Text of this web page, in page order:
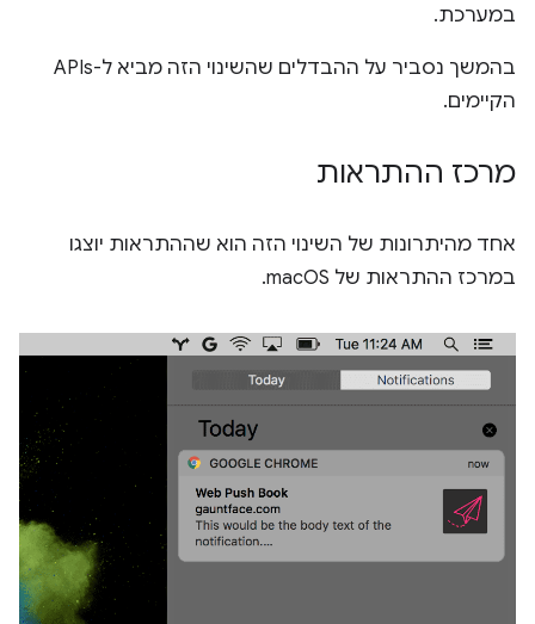
במערכת.
בהמשך נסביר על ההבדלים שהשינוי הזה מביא ל-APIs
הקיימים.
מרכז ההתראות
אחד מהיתרונות של השינוי הזה הוא שההתראות יוצגו
במרכז ההתראות של macOS.